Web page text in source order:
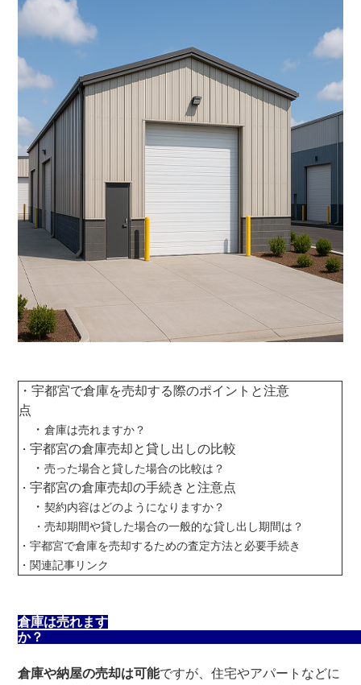
・宇都宮で倉庫を売却する際のポイントと注意
点
・倉庫は売れますか？
・宇都宮の倉庫売却と貸し出しの比較
・売った場合と貸した場合の比較は？
・宇都宮の倉庫売却の手続きと注意点
・契約内容はどのようになりますか？
・売却期間や貸した場合の一般的な貸し出し期間は？
・宇都宮で倉庫を売却するための査定方法と必要手続き
・関連記事リンク
倉庫は売れます
か
倉庫や納屋の売却は可能ですが、住宅やアパートなどに